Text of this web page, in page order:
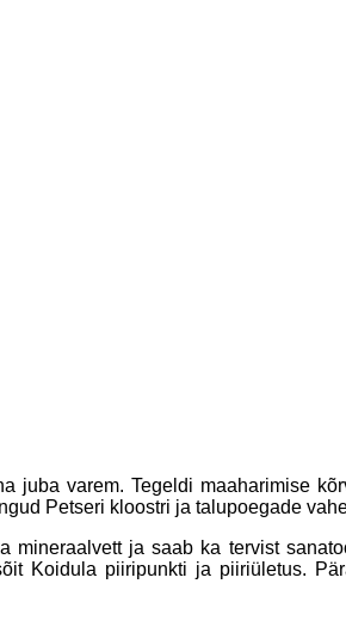
juba varem. Tegeldi maaharimise
Petseri kloostri ja talupoegade
ja saab ka tervist
Koidula piiripunkti ja piiriületus.